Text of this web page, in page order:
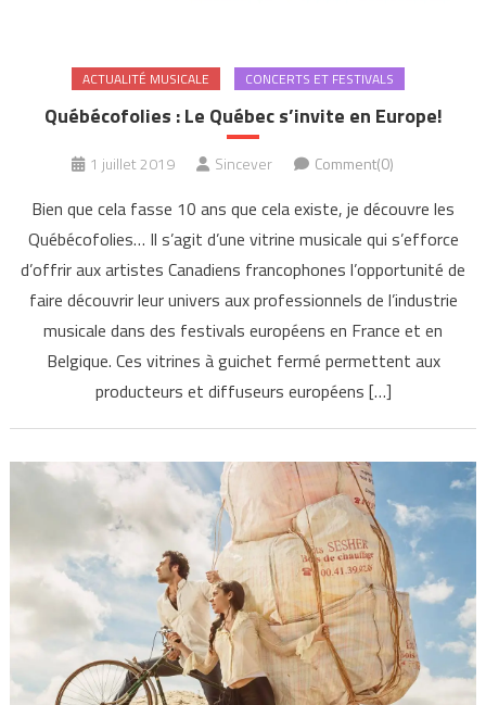
ACTUALITÉ MUSICALE CONCERTS ET FESTIVALS
Québécofolies : Le Québec s’invite en Europe!
1 juillet 2019 Sincever Comment(0)
Bien que cela fasse 10 ans que cela existe, je découvre les
Québécofolies… Il s’agit d’une vitrine musicale qui s’efforce
d’offrir aux artistes Canadiens francophones l’opportunité de
faire découvrir leur univers aux professionnels de l’industrie
musicale dans des festivals européens en France et en
Belgique. Ces vitrines à guichet fermé permettent aux
producteurs et diffuseurs européens […]